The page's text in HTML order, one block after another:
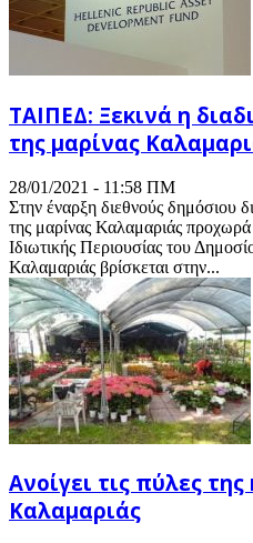
ΤΑΙΠΕΔ: Ξεκινά η
της μαρίνας
28/01/2021 - 11:58 ΠΜ
Στην έναρξη διεθνούς δημόσιου
της μαρίνας Καλαμαριάς
Ιδιωτικής Περιουσίας του
Καλαμαριάς βρίσκεται στην...
Ανοίγει τις πύλες
Καλαμαριάς